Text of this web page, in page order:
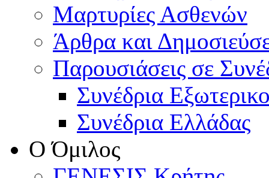
Μαρτυρίες Ασθενών
Άρθρα και
Παρουσιάσεις σε
Συνέδρια
Συνέδρια Ελλάδας
Ο Όμιλος